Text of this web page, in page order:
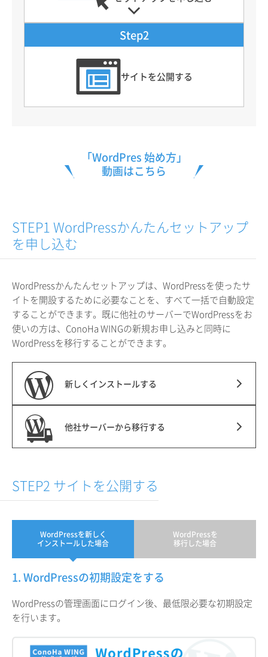
Step2
サイトを公開する
「WordPres 始め方」
動画はこちら
STEP1 WordPressかんたんセットアップ
を申し込む
WordPressかんたんセットアップは、WordPressを使ったサ
イトを開設するために必要なことを、すべて一括で自動設定
することができます。既に他社のサーバーでWordPressをお
使いの方は、ConoHa WINGの新規お申し込みと同時に
WordPressを移行することができます。
新しくインストールする
他社サーバーから移行する
STEP2 サイトを公開する
WordPressを新しく
インストールした場合
WordPressを
移行した場合
1. WordPressの初期設定をする
WordPressの管理画面にログイン後、最低限必要な初期設定
を行います。